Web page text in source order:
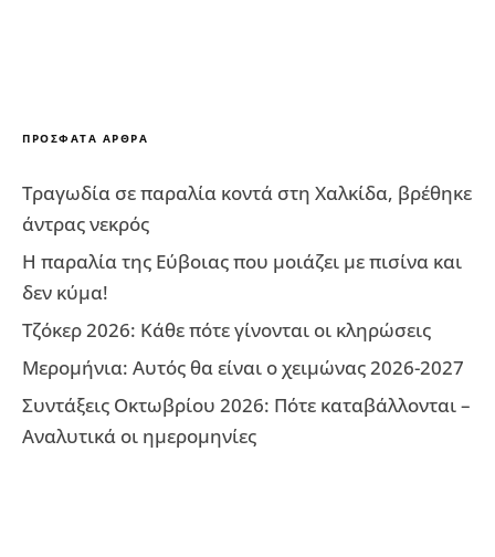
ΠΡΌΣΦΑΤΑ ΆΡΘΡΑ
Τραγωδία σε παραλία κοντά στη Χαλκίδα, βρέθηκε
άντρας νεκρός
Η παραλία της Εύβοιας που μοιάζει με πισίνα και
δεν κύμα!
Τζόκερ 2026: Κάθε πότε γίνονται οι κληρώσεις
Μερομήνια: Αυτός θα είναι ο χειμώνας 2026-2027
Συντάξεις Οκτωβρίου 2026: Πότε καταβάλλονται –
Αναλυτικά οι ημερομηνίες